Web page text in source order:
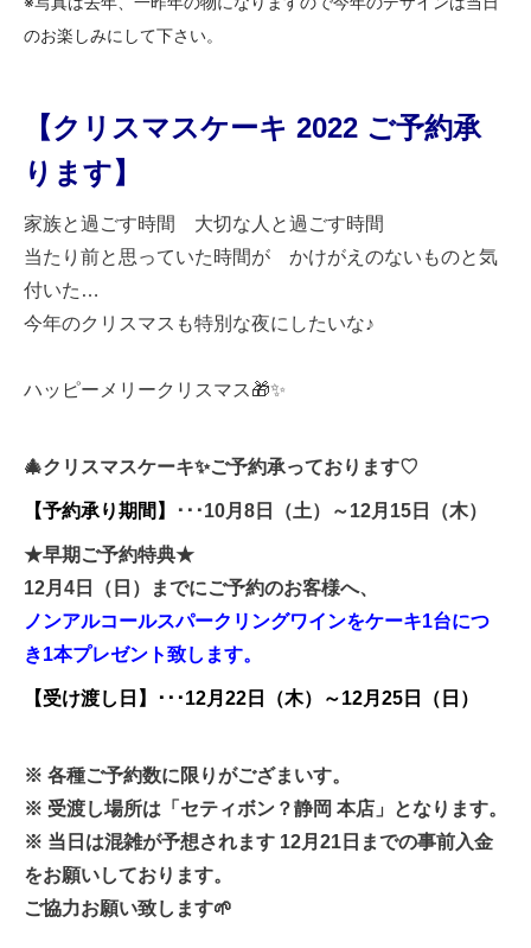
のお楽しみにして下さい。
【クリスマスケーキ 2022 ご予約承
ります】
家族と過ごす時間 大切な人と過ごす時間
当たり前と思っていた時間が かけがえのないものと気
付いた…
今年のクリスマスも特別な夜にしたいな♪
ハッピーメリークリスマス🎁✨
🎄クリスマスケーキ✨ご予約承っております♡
【予約承り期間】 ･･･10月8日（土）～12月15日（木）
★早期ご予約特典★
12月4日（日）までにご予約のお客様へ、
ノンアルコールスパークリングワインをケーキ1台につ
き1本プレゼント致します。
【受け渡し日】 ･･･12月22日（木）～12月25日（日）
※ 各種ご予約数に限りがござまいす。
※ 受渡し場所は「セティボン？静岡 本店」となります。
※ 当日は混雑が予想されます 12月21日までの事前入金
をお願いしております。
ご協力お願い致します🌱